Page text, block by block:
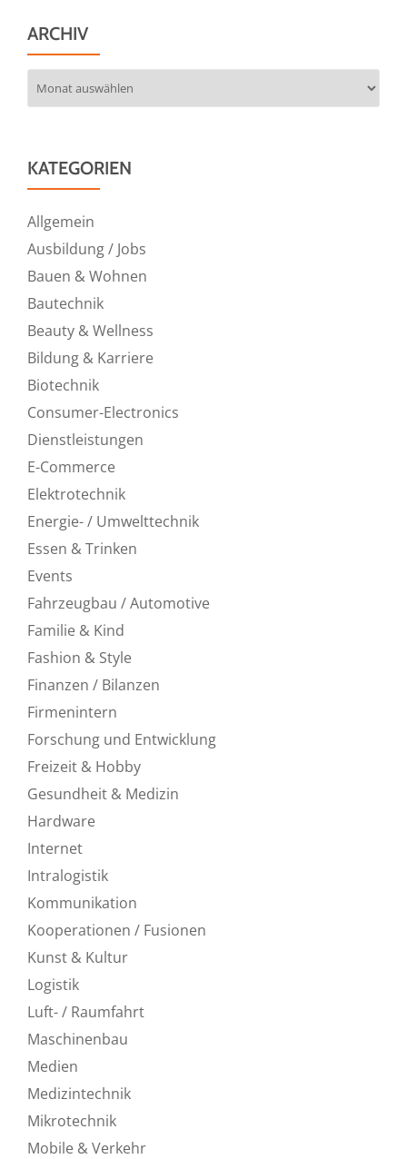
ARCHIV
KATEGORIEN
Allgemein
Ausbildung / Jobs
Bauen & Wohnen
Bautechnik
Beauty & Wellness
Bildung & Karriere
Biotechnik
Consumer-Electronics
Dienstleistungen
E-Commerce
Elektrotechnik
Energie- / Umwelttechnik
Essen & Trinken
Events
Fahrzeugbau / Automotive
Familie & Kind
Fashion & Style
Finanzen / Bilanzen
Firmenintern
Forschung und Entwicklung
Freizeit & Hobby
Gesundheit & Medizin
Hardware
Internet
Intralogistik
Kommunikation
Kooperationen / Fusionen
Kunst & Kultur
Logistik
Luft- / Raumfahrt
Maschinenbau
Medien
Medizintechnik
Mikrotechnik
Mobile & Verkehr